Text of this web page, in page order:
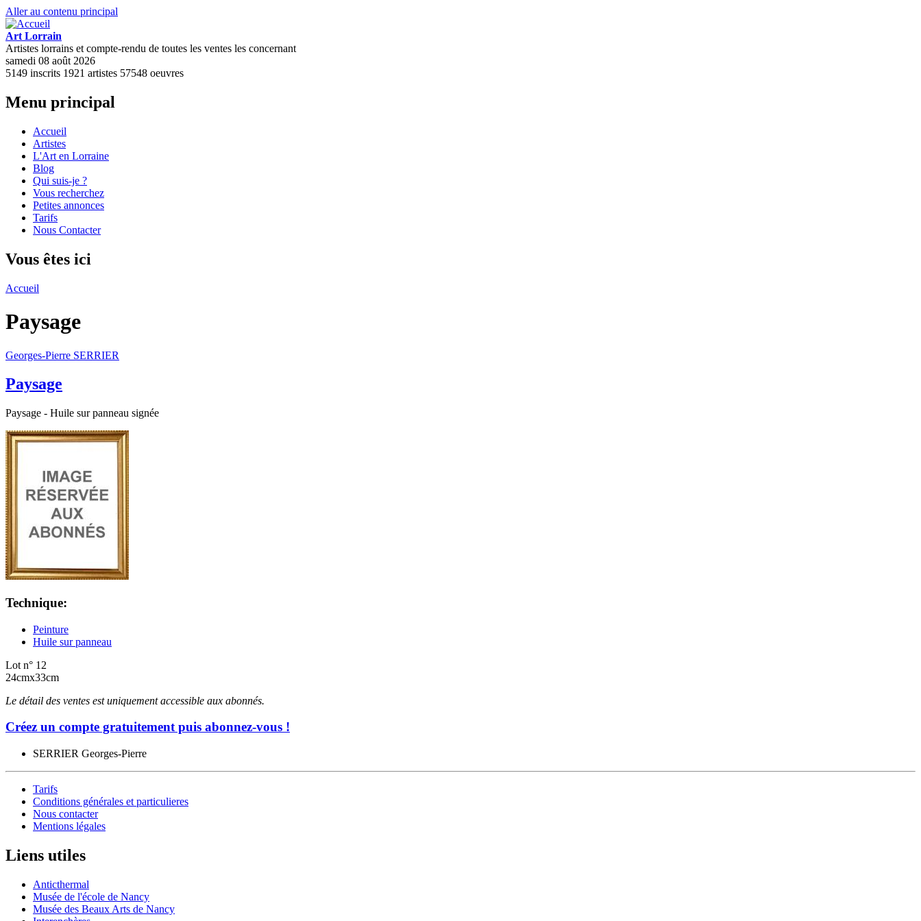
Aller au contenu principal
Art Lorrain
Artistes lorrains et compte-rendu de toutes les ventes les concernant
samedi 08 août 2026
5149 inscrits 1921 artistes 57548 oeuvres
Menu principal
Accueil
Artistes
L'Art en Lorraine
Blog
Qui suis-je ?
Vous recherchez
Petites annonces
Tarifs
Nous Contacter
Vous êtes ici
Accueil
Paysage
Georges-Pierre SERRIER
Paysage
Paysage - Huile sur panneau signée
Technique:
Peinture
Huile sur panneau
Lot n° 12
24cmx33cm
Le détail des ventes est uniquement accessible aux abonnés.
Créez un compte gratuitement puis abonnez-vous !
SERRIER Georges-Pierre
Tarifs
Conditions générales et particulieres
Nous contacter
Mentions légales
Liens utiles
Anticthermal
Musée de l'école de Nancy
Musée des Beaux Arts de Nancy